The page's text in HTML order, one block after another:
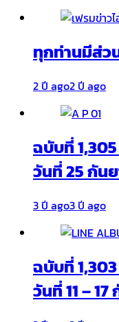
ทุกท่านมีส่ว
2 ปี ago2 ปี ago
ฉบับที่
วันที่ 25 กัน
3 ปี ago3 ปี ago
ฉบับที่
วันที่ 11 –